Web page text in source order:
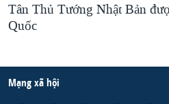
Tân Thủ Tướng Nhật Bản
Quốc
Mạng xã hội